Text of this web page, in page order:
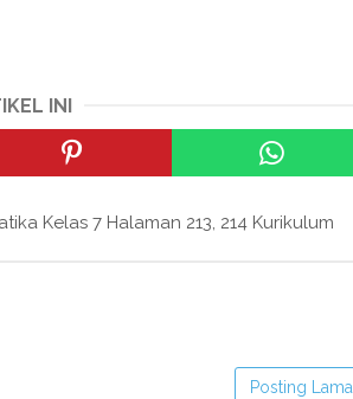
INI
Kelas 7 Halaman 213, 214 Kurikulum
Posting Lama